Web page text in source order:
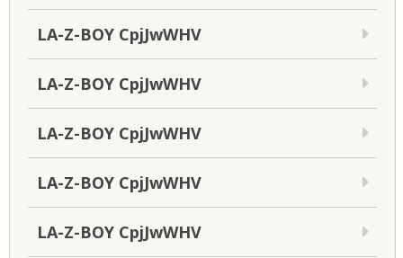
LA-Z-BOY CpjJwWHV
LA-Z-BOY CpjJwWHV
LA-Z-BOY CpjJwWHV
LA-Z-BOY CpjJwWHV
LA-Z-BOY CpjJwWHV